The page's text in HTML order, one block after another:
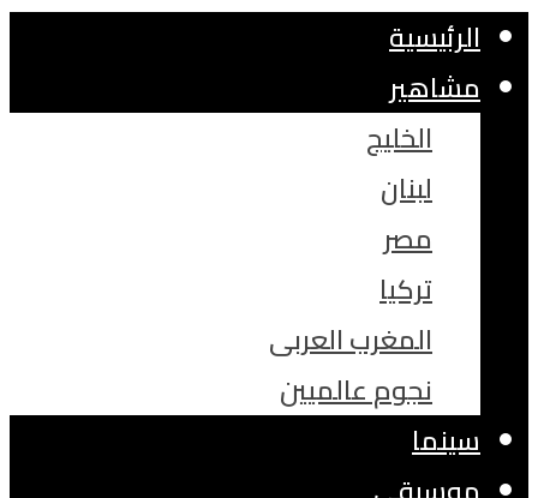
الرئيسية
مشاهير
الخليج
لبنان
مصر
تركيا
المغرب العربى
نجوم عالميين
سينما